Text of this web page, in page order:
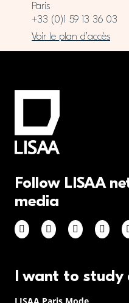
Paris
+33 (0)1 59 13 36 03
Voir le plan d’accès
Follow LISAA
media
I want to study